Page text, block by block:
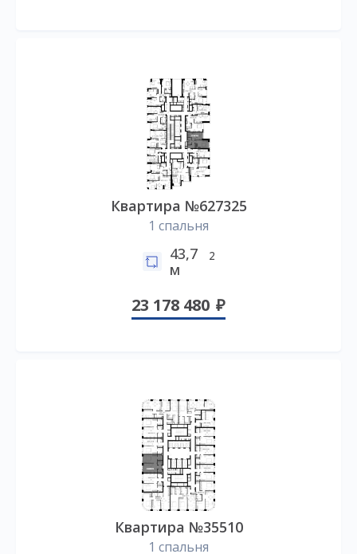
Квартира №627325
1 спальня
43,7
м
2
23 178 480
Квартира №35510
1 спальня